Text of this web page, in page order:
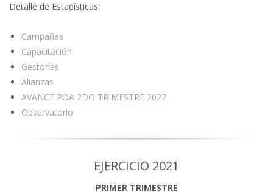
Detalle de Estadísticas:
Campañas
Capacitación
Gestorías
Alianzas
AVANCE POA 2DO TRIMESTRE 2022
Observatorio
EJERCICIO 2021
PRIMER TRIMESTRE